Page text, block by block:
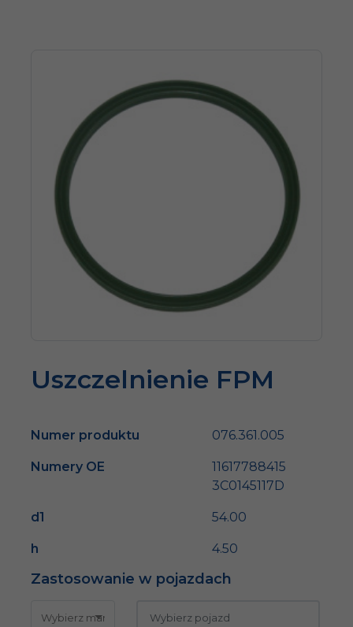
Uszczelnienie FPM
Numer produktu 076.361.005
Numery OE
11617788415
3C0145117D
d1 54.00
h 4.50
Zastosowanie w pojazdach